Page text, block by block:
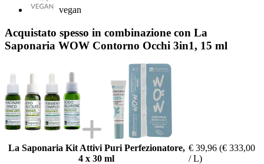
vegan
Acquistato spesso in combinazione con La
Saponaria WOW Contorno Occhi 3in1, 15 ml
La Saponaria Kit Attivi Puri Perfezionatore,
4 x 30 ml
€ 39,96 (€ 333,00
/ L)